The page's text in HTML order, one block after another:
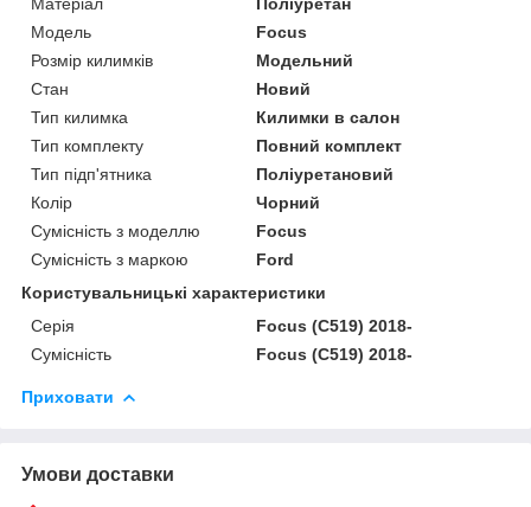
Модель
Focus
Розмір килимків
Модельний
Стан
Новий
Тип килимка
Килимки в салон
Тип комплекту
Повний комплект
Тип підп'ятника
Поліуретановий
Колір
Чорний
Сумісність з моделлю
Focus
Сумісність з маркою
Ford
Користувальницькі характеристики
Серія
Focus (C519) 2018-
Сумісність
Focus (C519) 2018-
Приховати
Умови доставки